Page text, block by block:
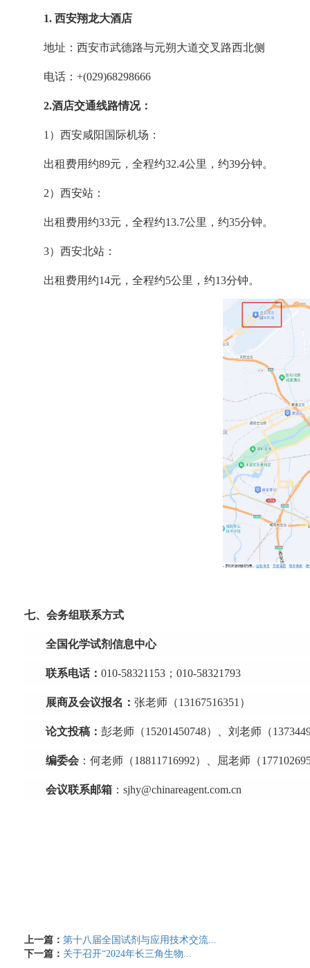
1. 西安翔龙大酒店
地址：西安市武德路与元朔大道交叉路西北侧
电话：+(029)68298666
2.酒店交通线路情况：
1）西安咸阳国际机场：
出租费用约89元，全程约32.4公里，约39分钟。
2）西安站：
出租费用约33元，全程约13.7公里，约35分钟。
3）西安北站：
出租费用约14元，全程约5公里，约13分钟。
七、会务组联系方式
全国化学试剂信息中心
联系电话： 010-58321153；010-58321793
展商及会议报名： 张老师（13167516351）
论文投稿： 彭老师（15201450748）、刘老师（
编委会 ：何老师（18811716992）、屈老师（
会议联系邮箱 ：sjhy@chinareagent.com.cn
上一篇： 第十八届全国试剂与应用技术交流...
下一篇： 关于召开“2024年长三角生物...